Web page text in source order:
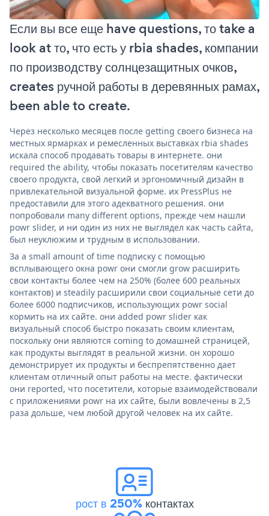
Если вы все еще have questions, то take a
look at то, что есть у rbia shades, компании
по производству солнцезащитных очков,
creates ручной работы в деревянных рамах,
been able to create.
Через несколько месяцев после getting своего бизнеса на
местных ярмарках и ремесленных выставках rbia shades
искала способ продавать товары в интернете. они
required the ability, чтобы показать посетителям качество
своего продукта, свой легкий и эргономичный дизайн в
привлекательной визуальной форме. их PressPlus не
предоставили для этого адекватного решения. они
попробовали many different options, прежде чем нашли
powr slider, и ни один из них не выглядел как часть сайта,
был неуклюжим и трудным в использовании.
За a small amount of time подписку с помощью
всплывающего окна powr они смогли grow расширить
свои контакты более чем на 250% (более 600 реальных
контактов) и steadily расширили свои социальные сети до
более 6000 подписчиков, использующих powr social
кормить на их сайте. они added powr slider как
визуальный способ быстро показать своим клиентам,
поскольку они являются coming to домашней страницей,
как продукты выглядят в реальной жизни. он хорошо
демонстрирует их продукты и беспрепятственно дает
клиентам отличный опыт работы на месте. фактически
они reported, что посетители, которые взаимодействовали
с приложениями powr на их сайте, были вовлечены в 2,5
раза дольше, чем любой другой человек на их сайте.
рост в 250%контактах